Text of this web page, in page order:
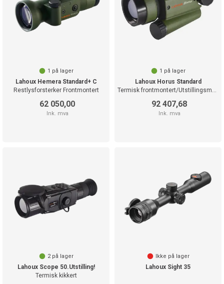
1 på lager
Lahoux Hemera Standard+ C
Restlysforsterker Frontmontert
62 050,00
Ink. mva
1 på lager
Lahoux Horus Standard
Termisk frontmontert/Utstillingsmodell
92 407,68
Ink. mva
2på lager
Lahoux Scope 50.Utstilling!
Termisk kikkert
Ikke på lager
Lahoux Sight 35